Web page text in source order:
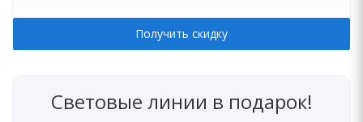
Получить скидку
Световые линии в подарок!